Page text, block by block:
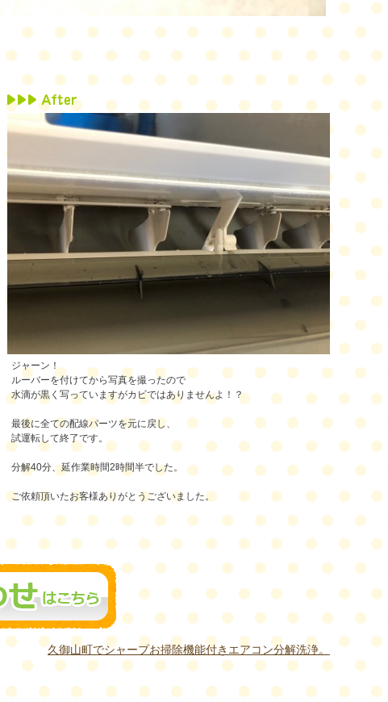
ジャーン！
ルーバーを付けてから写真を撮ったので
水滴が黒く写っていますがカビではありませんよ！？
最後に全ての配線パーツを元に戻し、
試運転して終了です。
分解40分、延作業時間2時間半でした。
ご依頼頂いたお客様ありがとうございました。
久御山町でシャープお掃除機能付きエアコン分解洗浄。